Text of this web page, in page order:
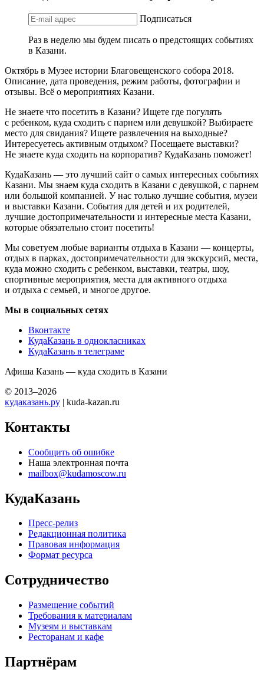
Подписаться
Раз в неделю мы будем писать о предстоящих событиях
в Казани.
Октябрь в Музее истории Благовещенского собора 2018.
Описание, дата проведения, режим работы, фотографии и
отзывы. Всё о мероприятиях Казани.
Не знаете что посетить в Казани? Ищете где погулять
с ребенком, куда сходить с парнем или девушкой? Выбираете
место для свидания? Ищете развлечения на выходные?
Интересуетесь активным отдыхом? Посещаете выставки?
Не знаете куда сходить на корпоратив? КудаКазань поможет!
КудаКазань — это лучший сайт о самых интересных событиях
Казани. Мы знаем куда сходить в Казани с девушкой, с парнем
или большой компанией. У нас только лучшие события, музеи
и выставки Казани. События для детей и их родителей,
лучшие достопримечательности и интересные места Казани,
которые обязательно стоит посетить!
Мы советуем любые варианты отдыха в Казани — концерты,
отдых в парках, достопримечательности для экскурсий, места,
куда можно сходить с ребенком, выставки, театры, шоу,
спортивные мероприятия, места для активного отдыха
и отдыха с семьей, и многое другое.
Мы в социальных сетях
Вконтакте
КудаКазань в однокласниках
КудаКазань в телеграме
Афиша Казань — куда сходить в Казани
© 2013–2026
кудаказань.ру | kuda-kazan.ru
Контакты
Сообщить об ошибке
Наша электронная почта
mailbox@kudamoscow.ru
КудаКазань
Пресс-релиз
Редакционная политика
Правовая информация
Формат ресурса
Сотрудничество
Размещение событий
Требования к материалам
Музеям и выставкам
Ресторанам и кафе
Партнёрам